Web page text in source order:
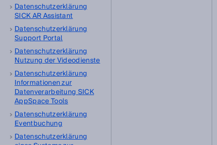
Datenschutzerklärung
SICK AR Assistant
Datenschutzerklärung
Support Portal
Datenschutzerklärung
Nutzung der Videodienste
Datenschutzerklärung
Informationen zur
Datenverarbeitung SICK
AppSpace Tools
Datenschutzerklärung
Eventbuchung
Datenschutzerklärung